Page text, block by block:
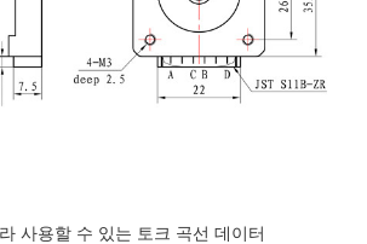
사용할 수 있는 토크 곡선 데이터